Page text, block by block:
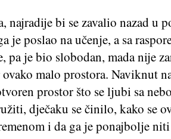
najradije bi se zavalio nazad u
je poslao na učenje, a sa
pa je bio slobodan, mada nije
malo prostora. Naviknut
prostor što se ljubi sa
dječaku se činilo, kako se
i da ga je ponajbolje